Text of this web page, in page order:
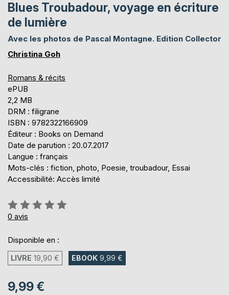
Blues Troubadour, voyage en écriture
de lumière
Avec les photos de Pascal Montagne. Edition Collector
Christina Goh
Romans & récits
ePUB
2,2 MB
DRM : filigrane
ISBN : 9782322166909
Éditeur : Books on Demand
Date de parution : 20.07.2017
Langue : français
Mots-clés : fiction, photo, Poesie, troubadour, Essai
Accessibilité: Accès limité
Évaluation:
0%
0 avis
Disponible en :
LIVRE 19,90 € EBOOK 9,99 €
9,99 €